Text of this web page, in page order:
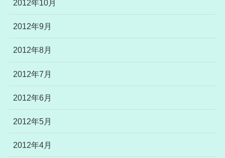
2012年10月
2012年9月
2012年8月
2012年7月
2012年6月
2012年5月
2012年4月